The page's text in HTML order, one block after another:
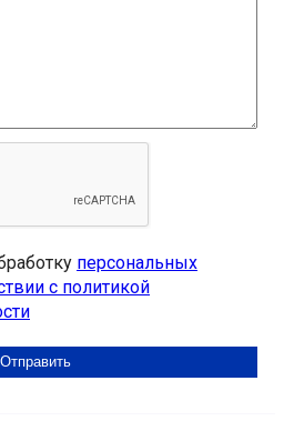
персональных
с политикой